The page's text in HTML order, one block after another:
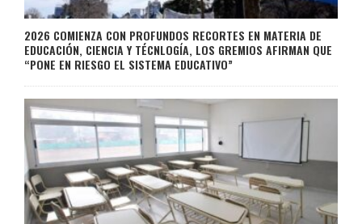
2026 COMIENZA CON PROFUNDOS RECORTES EN MATERIA DE
EDUCACIÓN, CIENCIA Y TÉCNLOGÍA, LOS GREMIOS AFIRMAN QUE
“PONE EN RIESGO EL SISTEMA EDUCATIVO”